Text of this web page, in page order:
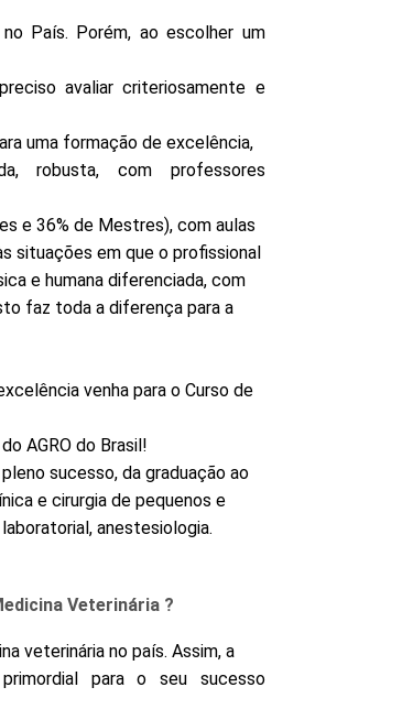
País. Porém, ao escolher um
avaliar criteriosamente e
uma formação de excelência,
robusta, com professores
e 36% de Mestres), com aulas
situações em que o profissional
e humana diferenciada, com
faz toda a diferença para a
venha para o Curso de
AGRO do Brasil!
sucesso, da graduação ao
e cirurgia de pequenos e
anestesiologia.
Veterinária ?
veterinária no país. Assim, a
para o seu sucesso